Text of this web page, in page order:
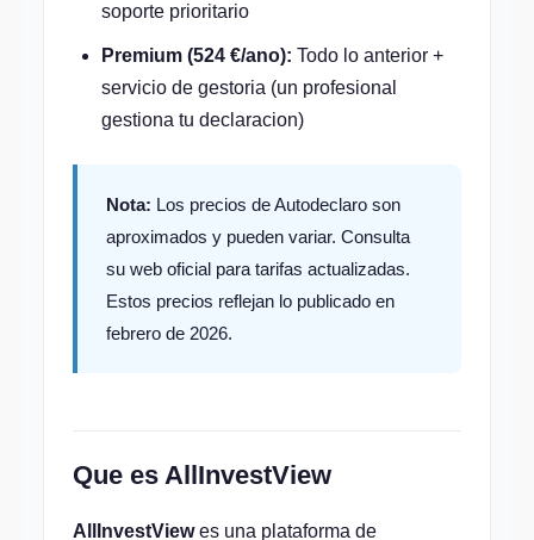
soporte prioritario
Premium (524 €/ano): Todo lo anterior +
servicio de gestoria (un profesional
gestiona tu declaracion)
Nota: Los precios de Autodeclaro son
aproximados y pueden variar. Consulta
su web oficial para tarifas actualizadas.
Estos precios reflejan lo publicado en
febrero de 2026.
Que es AllInvestView
AllInvestViewes una plataforma de